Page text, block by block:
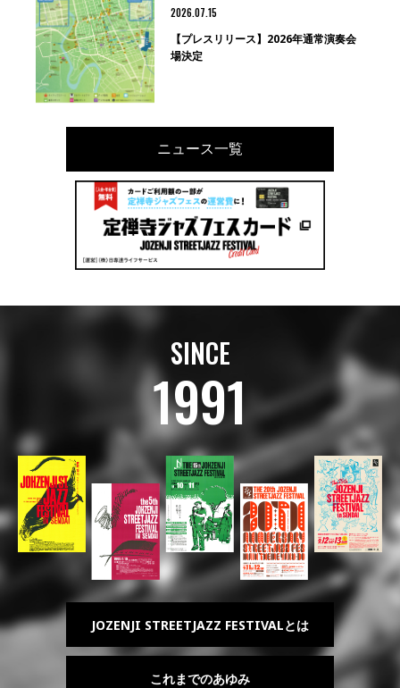
2026.07.15
【プレスリリース】2026年通常演奏会
場決定
ニュース一覧
SINCE
1991
JOZENJI STREETJAZZ FESTIVALとは
これまでのあゆみ